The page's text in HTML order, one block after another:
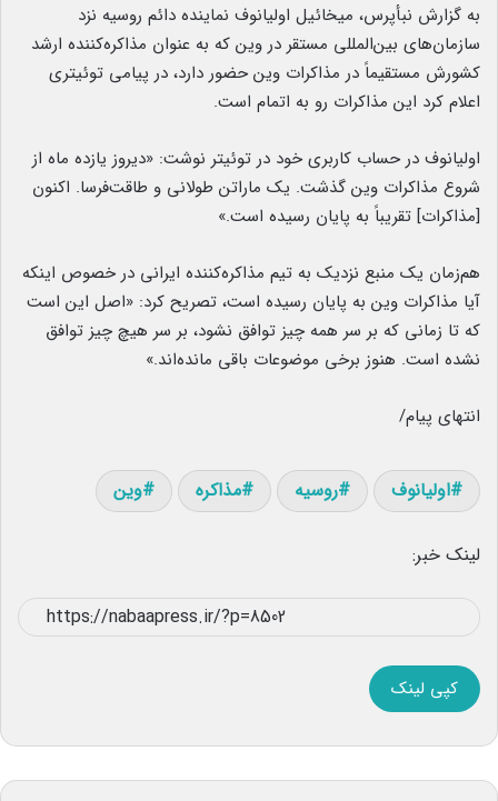
به گزارش نبأپرس، میخائیل اولیانوف نماینده دائم روسیه نزد
سازمان‌های بین‌المللی مستقر در وین که به عنوان مذاکره‌کننده ارشد
کشورش مستقیماً در مذاکرات وین حضور دارد، در پیامی توئیتری
اعلام کرد این مذاکرات رو به اتمام است.
اولیانوف در حساب کاربری خود در توئیتر نوشت: «دیروز یازده ماه از
شروع مذاکرات وین گذشت. یک ماراتن طولانی و طاقت‌فرسا. اکنون
[مذاکرات] تقریباً به پایان رسیده است.»
هم‌زمان یک منبع نزدیک به تیم مذاکره‌کننده ایرانی در خصوص اینکه
آیا مذاکرات وین به پایان رسیده است، تصریح کرد: «اصل این است
که تا زمانی که بر سر همه چیز توافق نشود، بر سر هیچ چیز توافق
نشده است. هنوز برخی موضوعات باقی مانده‌اند.»
انتهای پیام/
اولیانوف روسیه مذاکره وین
لینک خبر:
کپی لینک